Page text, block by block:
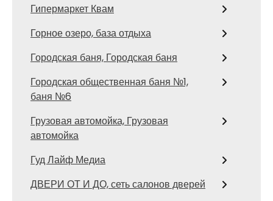
Гипермаркет Квам
Горное озеро, база отдыха
Городская баня, Городская баня
Городская общественная баня №1,
баня №6
Грузовая автомойка, Грузовая
автомойка
Гуд Лайф Медиа
ДВЕРИ ОТ И ДО, сеть салонов дверей